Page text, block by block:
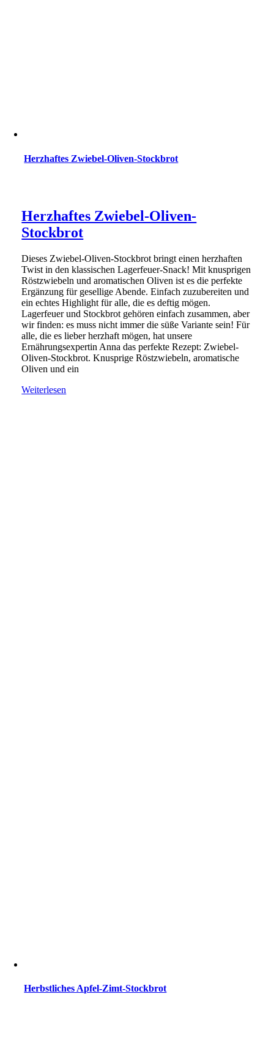
Herzhaftes Zwiebel-Oliven-Stockbrot
Herzhaftes Zwiebel-Oliven-
Stockbrot
Dieses Zwiebel-Oliven-Stockbrot bringt einen herzhaften
Twist in den klassischen Lagerfeuer-Snack! Mit knusprigen
Röstzwiebeln und aromatischen Oliven ist es die perfekte
Ergänzung für gesellige Abende. Einfach zuzubereiten und
ein echtes Highlight für alle, die es deftig mögen.
Lagerfeuer und Stockbrot gehören einfach zusammen, aber
wir finden: es muss nicht immer die süße Variante sein! Für
alle, die es lieber herzhaft mögen, hat unsere
Ernährungsexpertin Anna das perfekte Rezept: Zwiebel-
Oliven-Stockbrot. Knusprige Röstzwiebeln, aromatische
Oliven und ein
Weiterlesen
Herbstliches Apfel-Zimt-Stockbrot